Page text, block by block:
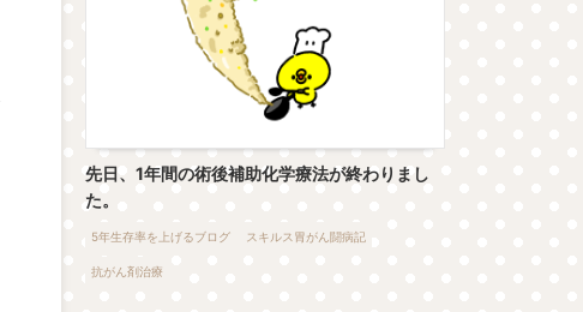
先日、1年間の術後補助化学療法が終わりまし
た。
5年生存率を上げるブログ スキルス胃がん闘病記
抗がん剤治療